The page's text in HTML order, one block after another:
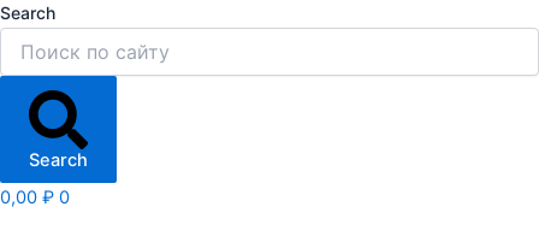
Search
Search
0,00 ₽ 0